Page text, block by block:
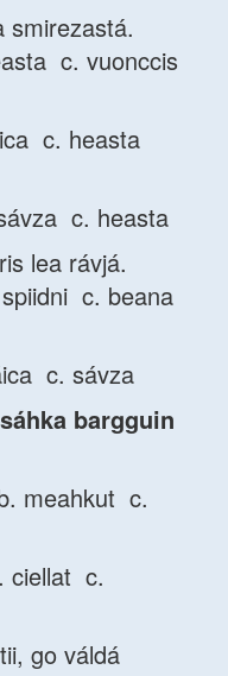
smirezastá.
c. vuonccis
c. heasta
c. heasta
lea rávjá.
c. beana
c. sávza
bargguin
meahkut c.
ciellat c.
go váldá